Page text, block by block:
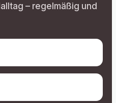
– regelmäßig und